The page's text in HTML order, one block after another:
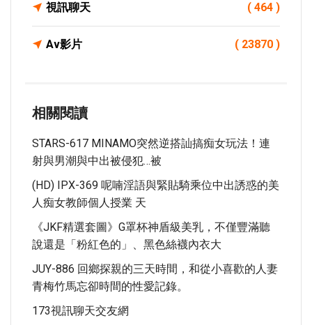
視訊聊天 ( 464 )
Av影片 ( 23870 )
相關閱讀
STARS-617 MINAMO突然逆搭訕搞痴女玩法！連
射與男潮與中出被侵犯…被
(HD) IPX-369 呢喃淫語與緊貼騎乘位中出誘惑的美
人痴女教師個人授業 天
《JKF精選套圖》G罩杯神盾級美乳，不僅豐滿聽
說還是「粉紅色的」、黑色絲襪內衣大
JUY-886 回鄉探親的三天時間，和從小喜歡的人妻
青梅竹馬忘卻時間的性愛記錄。
173視訊聊天交友網